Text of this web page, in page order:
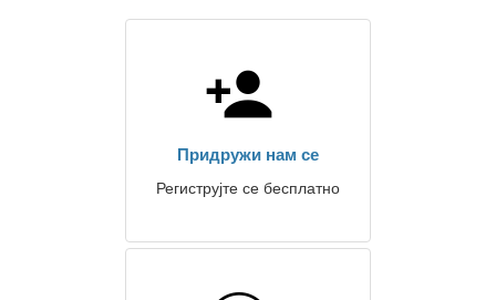
Придружи нам се
Региструјте се бесплатно